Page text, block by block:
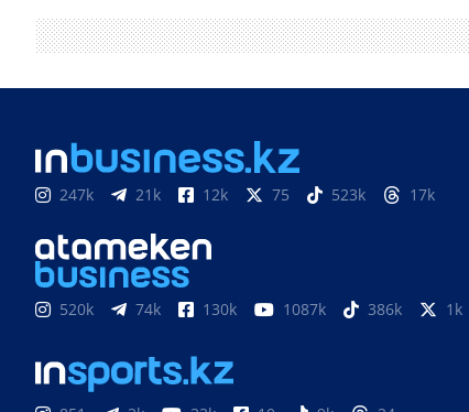
247k 21k 12k 75 523k 17k
520k 74k 130k 1087k 386k 1k